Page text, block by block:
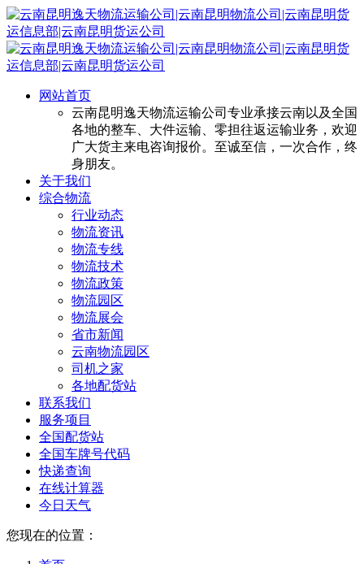
网站首页
云南昆明逸天物流运输公司专业承接云南以及全国
各地的整车、大件运输、零担往返运输业务，欢迎
广大货主来电咨询报价。至诚至信，一次合作，终
身朋友。
关于我们
综合物流
行业动态
物流资讯
物流专线
物流技术
物流政策
物流园区
物流展会
省市新闻
云南物流园区
司机之家
各地配货站
联系我们
服务项目
全国配货站
全国车牌号代码
快递查询
在线计算器
今日天气
您现在的位置：